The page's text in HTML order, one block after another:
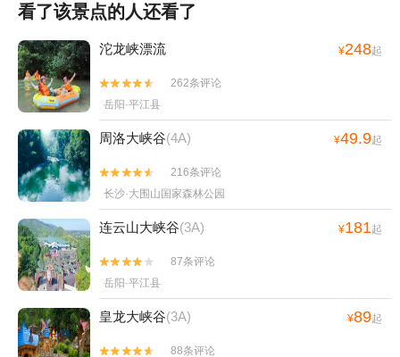
看了该景点的人还看了
沱龙峡漂流 ¥248起


262条评论
岳阳·平江县
周洛大峡谷(4A) ¥49.9起


216条评论
长沙·大围山国家森林公园
连云山大峡谷(3A) ¥181起


87条评论
岳阳·平江县
皇龙大峡谷(3A) ¥89起

 88条评论